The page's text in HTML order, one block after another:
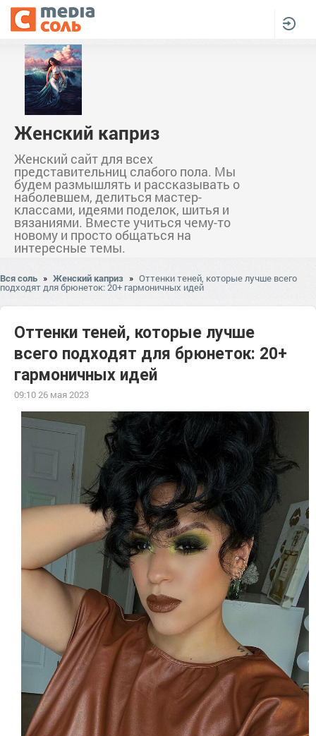
Женский каприз
Женский сайт для всех
представительниц слабого пола. Мы
будем размышлять и рассказывать о
наболевшем, делиться мастер-
классами, идеями поделок, шитья и
вязаниями. Вместе учиться чему-то
новому и просто общаться на
интересные темы.
Вся соль » Женский каприз » Оттенки теней, которые лучше всего
подходят для брюнеток: 20+ гармоничных идей
Оттенки теней, которые лучше
всего подходят для брюнеток: 20+
гармоничных идей
09:10 26 мая 2023